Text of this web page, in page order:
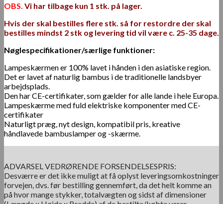
OBS. Vi har tilbage kun 1 stk. på lager.
Hvis der skal bestilles flere stk. så for restordre der skal
bestilles mindst 2 stk og levering tid vil være c. 25-35 dage.
Nøglespecifikationer/særlige funktioner:
Lampeskærmen er 100% lavet i hånden i den asiatiske region.
Det er lavet af naturlig bambus i de traditionelle landsbyer
arbejdsplads.
Den har CE-certifikater, som gælder for alle lande i hele Europa.
Lampeskærme med fuld elektriske komponenter med CE-
certifikater
Naturligt præg, nyt design, kompatibil pris, kreative
håndlavede bambuslamper og -skærme.
ADVARSEL VEDRØRENDE FORSENDELSESPRIS:
Desværre er det ikke muligt at få oplyst leveringsomkostninger
forvejen, dvs. før bestilling gennemført, da det helt komme an
på hvor mange stykker, totalvægten og sidst af dimensioner